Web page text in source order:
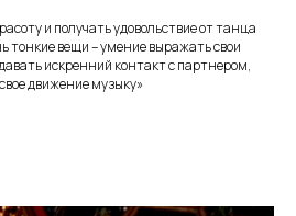
и получать удовольствие от танца
тонкие вещи – умение выражать свои
искренний контакт с партнером,
движение музыку»